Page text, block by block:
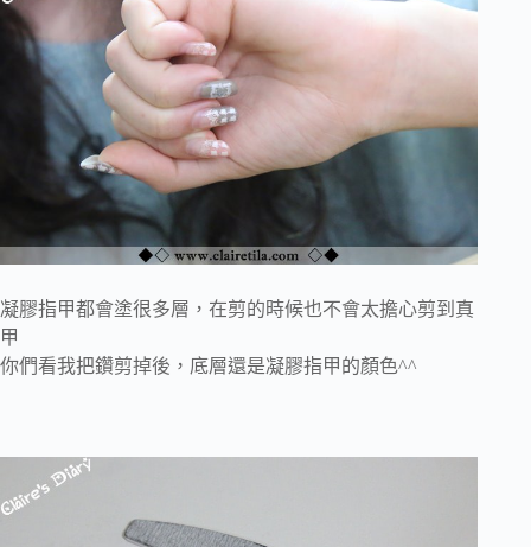
凝膠指甲都會塗很多層，在剪的時候也不會太擔心剪到真
甲
你們看我把鑽剪掉後，底層還是凝膠指甲的顏色^^